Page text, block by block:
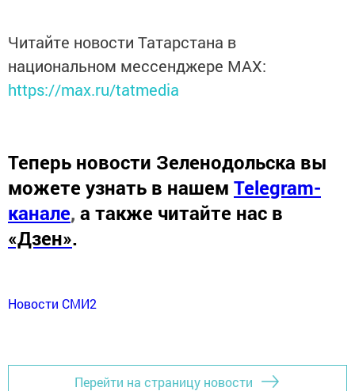
Читайте новости Татарстана в
национальном мессенджере MАХ:
https://max.ru/tatmedia
Теперь новости Зеленодольска вы
можете узнать в нашем Telegram-
канале, а также читайте нас в
«Дзен».
Новости СМИ2
Перейти на страницу новости